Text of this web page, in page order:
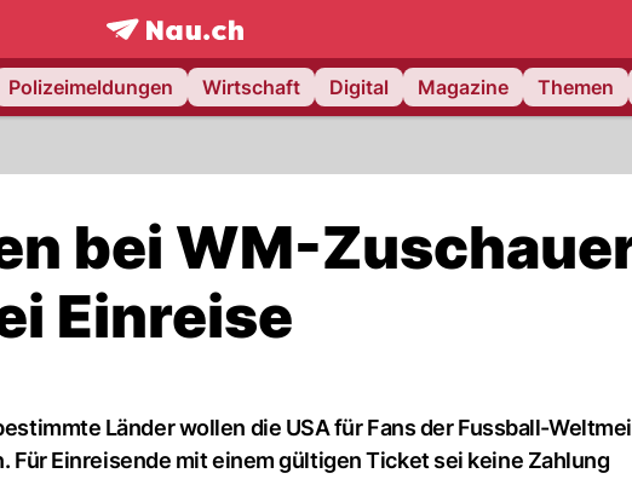
frontpage.NAU.ch
Polizeimeldungen Wirtschaft Digital Magazine Themen
bei WM-
Einreise
Länder wollen die USA für Fans der Fussball-
Für Einreisende mit einem gültigen Ticket sei keine Zahlung